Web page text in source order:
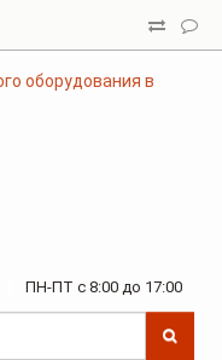
ПН-ПТ с 8:00 до 17:00